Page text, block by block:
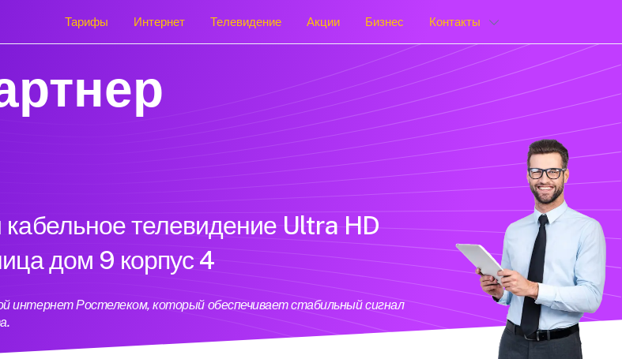
Тарифы Интернет Телевидение Акции Бизнес Контакты
кабельное телевидение Ultra HD
дом 9 корпус 4
интернет Ростелеком, который обеспечивает стабильный сигнал